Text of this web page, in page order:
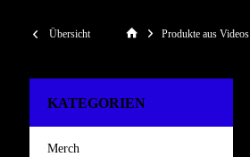
Übersicht Produkte aus Videos
KATEGORIEN
Merch